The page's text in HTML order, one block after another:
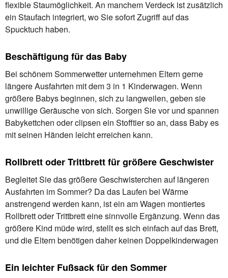
flexible Staumöglichkeit. An manchem Verdeck ist zusätzlich
ein Staufach integriert, wo Sie sofort Zugriff auf das
Spucktuch haben.
Beschäftigung für das Baby
Bei schönem Sommerwetter unternehmen Eltern gerne
längere Ausfahrten mit dem 3 in 1 Kinderwagen. Wenn
größere Babys beginnen, sich zu langweilen, geben sie
unwillige Geräusche von sich. Sorgen Sie vor und spannen
Babykettchen oder clipsen ein Stofftier so an, dass Baby es
mit seinen Händen leicht erreichen kann.
Rollbrett oder Trittbrett für größere Geschwister
Begleitet Sie das größere Geschwisterchen auf längeren
Ausfahrten im Sommer? Da das Laufen bei Wärme
anstrengend werden kann, ist ein am Wagen montiertes
Rollbrett oder Trittbrett eine sinnvolle Ergänzung. Wenn das
größere Kind müde wird, stellt es sich einfach auf das Brett,
und die Eltern benötigen daher keinen Doppelkinderwagen
Ein leichter Fußsack für den Sommer